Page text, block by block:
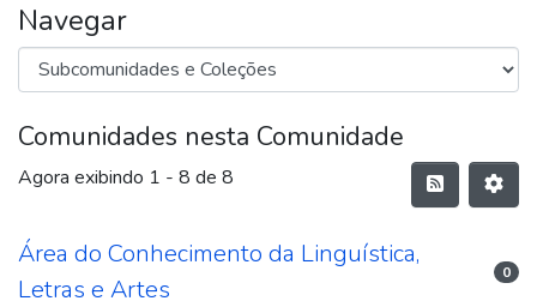
Navegar
Comunidades nesta Comunidade
Agora exibindo 1 - 8 de 8
Área do Conhecimento da Linguística,
Letras e Artes
0